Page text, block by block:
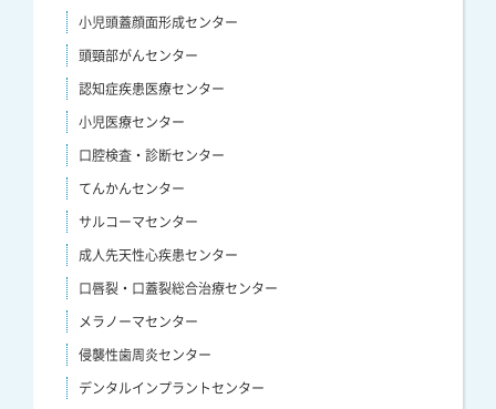
小児頭蓋顔面形成センター
頭頸部がんセンター
認知症疾患医療センター
小児医療センター
口腔検査・診断センター
てんかんセンター
サルコーマセンター
成人先天性心疾患センター
口唇裂・口蓋裂総合治療センター
メラノーマセンター
侵襲性歯周炎センター
デンタルインプラントセンター